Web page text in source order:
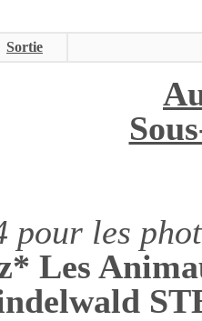
Sortie
pour les
Les